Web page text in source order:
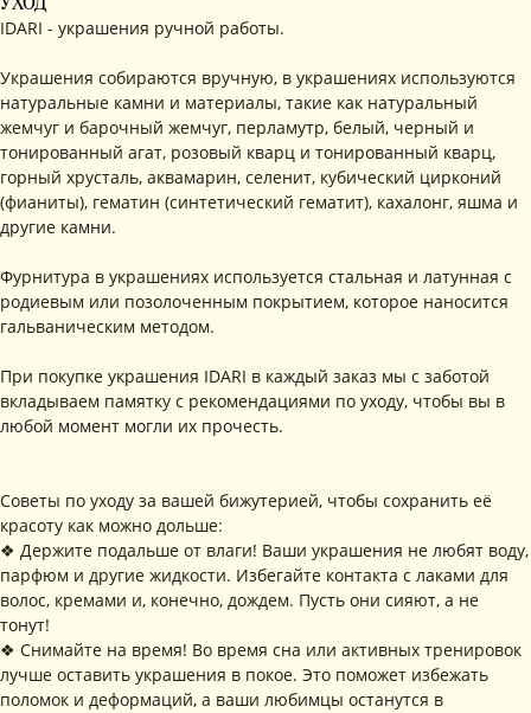
IDARI - украшения ручной работы.
Украшения собираются вручную, в украшениях используются
натуральные камни и материалы, такие как натуральный
жемчуг и барочный жемчуг, перламутр, белый, черный и
тонированный агат, розовый кварц и тонированный кварц,
горный хрусталь, аквамарин, селенит, кубический цирконий
(фианиты), гематин (синтетический гематит), кахалонг, яшма и
другие камни.
Фурнитура в украшениях используется стальная и латунная с
родиевым или позолоченным покрытием, которое наносится
гальваническим методом.
При покупке украшения IDARI в каждый заказ мы с заботой
вкладываем памятку с рекомендациями по уходу, чтобы вы в
любой момент могли их прочесть.
Советы по уходу за вашей бижутерией, чтобы сохранить её
красоту как можно дольше:
❖ Держите подальше от влаги! Ваши украшения не любят воду,
парфюм и другие жидкости. Избегайте контакта с лаками для
волос, кремами и, конечно, дождем. Пусть они сияют, а не
тонут!
❖ Снимайте на время! Во время сна или активных тренировок
лучше оставить украшения в покое. Это поможет избежать
поломок и деформаций, а ваши любимцы останутся в
Я соглашаюсь с обработкой персональных данных в соответствии с
политикой конфиденциальности
• Обмен и возврат
• Рекомендации
• Новости
• Упаковка
• Каталог
КОНТАКТЫ
Рассказываем о новых
коллекциях, акциях и трендах
РАЗДЕЛЫ ИНТЕРНЕТ-
МАГАЗИНА